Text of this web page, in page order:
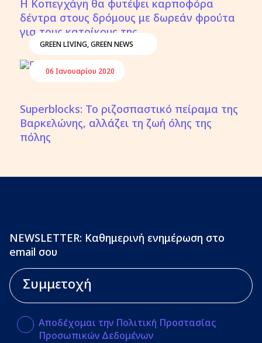
Η Κοπεγχάγη θα φυτέψει καρποφόρα
δέντρα στους δρόμους με δωρεάν φρούτα
για τους κατοίκους της
GREEN LIVING,GREEN NEWS
06 Ιανουαρίου 2020
Superblocks: Το ριζοσπαστικό πείραμα της
Βαρκελώνης, αλλάζει τη ζωή όλης της
πόλης
NEWSLETTER: Καθημερινή ενημέρωση στο
email σου
Αποδέχομαι την Πολιτική Προστασίας
Προσωπικών Δεδομένων